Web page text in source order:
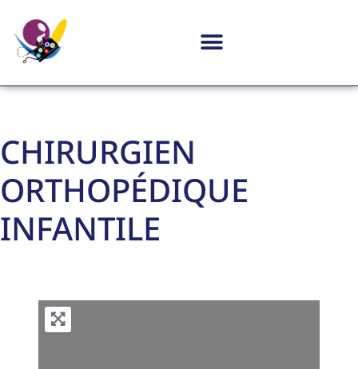
CHIRURGIEN
ORTHOPÉDIQUE
INFANTILE